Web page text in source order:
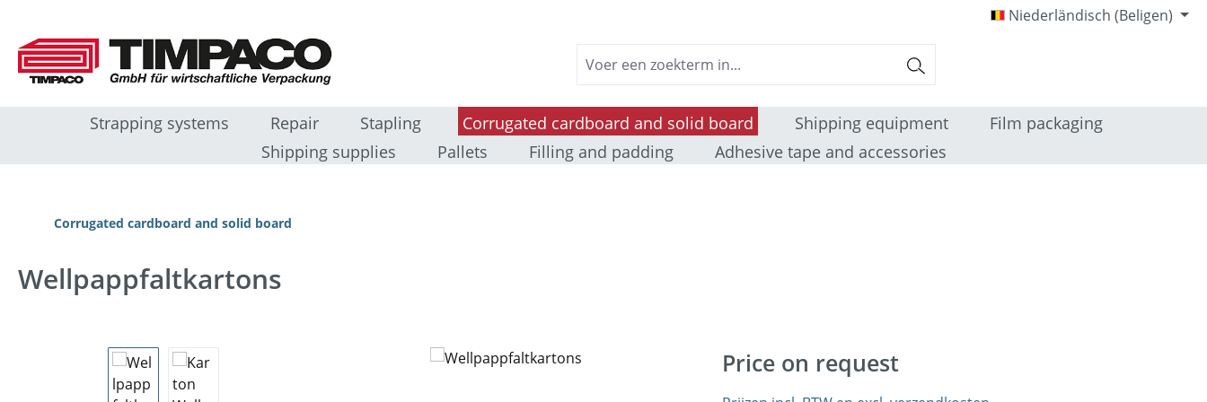
Niederländisch (Beligen)
Strapping systems Repair Stapling Corrugated cardboard and solid board Shipping equipment
Film packaging
Shipping supplies
Pallets Filling and padding Adhesive tape and accessories
Corrugated cardboard and solid board
Wellpappfaltkartons
Afbeeldingengalerij overslaan Price on request